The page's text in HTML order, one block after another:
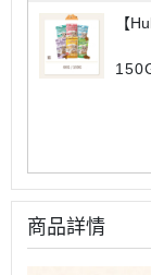
【
商品詳情